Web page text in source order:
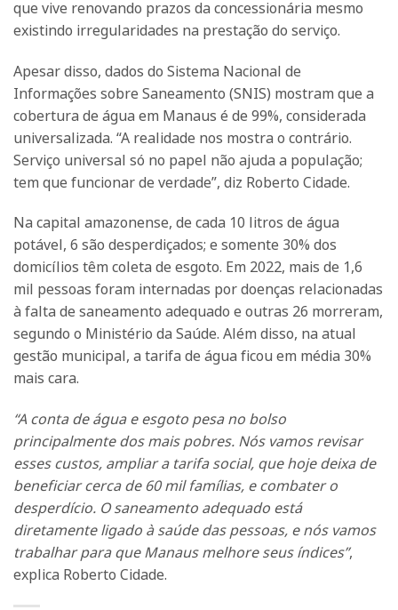
que vive renovando prazos da concessionária mesmo
existindo irregularidades na prestação do serviço.
Apesar disso, dados do Sistema Nacional de
Informações sobre Saneamento (SNIS) mostram que a
cobertura de água em Manaus é de 99%, considerada
universalizada. “A realidade nos mostra o contrário.
Serviço universal só no papel não ajuda a população;
tem que funcionar de verdade”, diz Roberto Cidade.
Na capital amazonense, de cada 10 litros de água
potável, 6 são desperdiçados; e somente 30% dos
domicílios têm coleta de esgoto. Em 2022, mais de 1,6
mil pessoas foram internadas por doenças relacionadas
à falta de saneamento adequado e outras 26 morreram,
segundo o Ministério da Saúde. Além disso, na atual
gestão municipal, a tarifa de água ficou em média 30%
mais cara.
“A conta de água e esgoto pesa no bolso
principalmente dos mais pobres. Nós vamos revisar
esses custos, ampliar a tarifa social, que hoje deixa de
beneficiar cerca de 60 mil famílias, e combater o
desperdício. O saneamento adequado está
diretamente ligado à saúde das pessoas, e nós vamos
trabalhar para que Manaus melhore seus índices”,
explica Roberto Cidade.